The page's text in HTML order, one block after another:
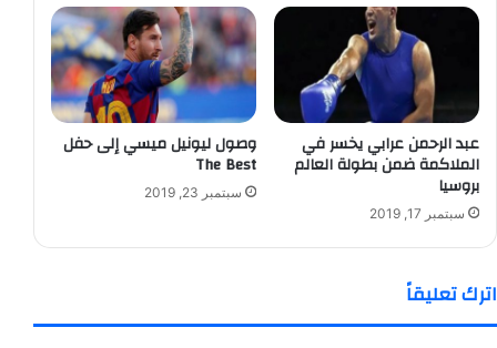
عبد الرحمن عرابي يخسر في
الملاكمة ضمن بطولة العالم
بروسيا
سبتمبر 17, 2019
وصول ليونيل ميسي إلى حفل
The Best
سبتمبر 23, 2019
اترك تعليقاً